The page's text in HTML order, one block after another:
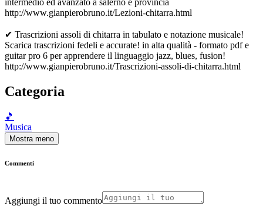
http://www.gianpierobruno.it/Lezioni-chitarra.html
✔ Trascrizioni assoli di chitarra in tabulato e notazione musicale!
Scarica trascrizioni fedeli e accurate! in alta qualità - formato pdf e
guitar pro 6 per apprendere il linguaggio jazz, blues, fusion!
http://www.gianpierobruno.it/Trascrizioni-assoli-di-chitarra.html
Categoria
🎵
Musica
Mostra meno
Commenti
Aggiungi il tuo commento